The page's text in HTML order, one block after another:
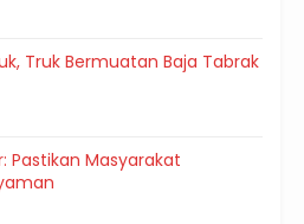
Truk Bermuatan Baja Tabrak
Pastikan Masyarakat